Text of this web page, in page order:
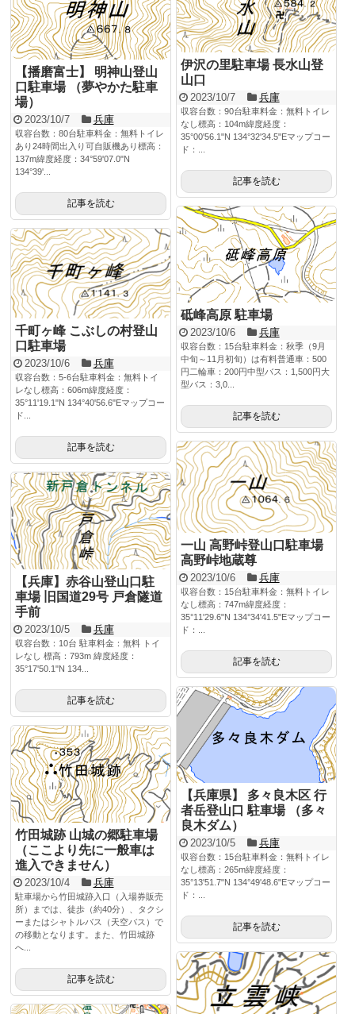
【播磨富士】 明神山登山
口駐車場 （夢やかた駐車
場）
2023/10/7 兵庫
収容台数：80台駐車料金：無料トイレ
あり24時間出入り可自販機あり標高：
137m緯度経度：34°59'07.0"N
134°39'...
記事を読む
伊沢の里駐車場 長水山登
山口
2023/10/7 兵庫
収容台数：90台駐車料金：無料トイレ
なし標高：104m緯度経度：
35°00'56.1"N 134°32'34.5"Eマップコー
ド：...
記事を読む
砥峰高原 駐車場
2023/10/6 兵庫
収容台数：15台駐車料金：秋季（9月
中旬～11月初旬）は有料普通車：500
円二輪車：200円中型バス：1,500円大
型バス：3,0...
記事を読む
千町ヶ峰 こぶしの村登山
口駐車場
2023/10/6 兵庫
収容台数：5-6台駐車料金：無料トイ
レなし標高：606m緯度経度：
35°11'19.1"N 134°40'56.6"Eマップコー
ド...
記事を読む
一山 高野峠登山口駐車場
高野峠地蔵尊
2023/10/6 兵庫
収容台数：15台駐車料金：無料トイレ
なし標高：747m緯度経度：
35°11'29.6"N 134°34'41.5"Eマップコー
ド：...
記事を読む
【兵庫】赤谷山登山口駐
車場 旧国道29号 戸倉隧道
手前
2023/10/5 兵庫
収容台数：10台 駐車料金：無料 トイ
レなし 標高：793m 緯度経度：
35°17'50.1"N 134...
記事を読む
【兵庫県】 多々良木区 行
者岳登山口 駐車場 （多々
良木ダム）
2023/10/5 兵庫
収容台数：15台駐車料金：無料トイレ
なし標高：265m緯度経度：
35°13'51.7"N 134°49'48.6"Eマップコー
ド：...
記事を読む
竹田城跡 山城の郷駐車場
（ここより先に一般車は
進入できません）
2023/10/4 兵庫
駐車場から竹田城跡入口（入場券販売
所）までは、徒歩（約40分）、タクシ
ーまたはシャトルバス（天空バス）で
の移動となります。また、竹田城跡
へ...
記事を読む